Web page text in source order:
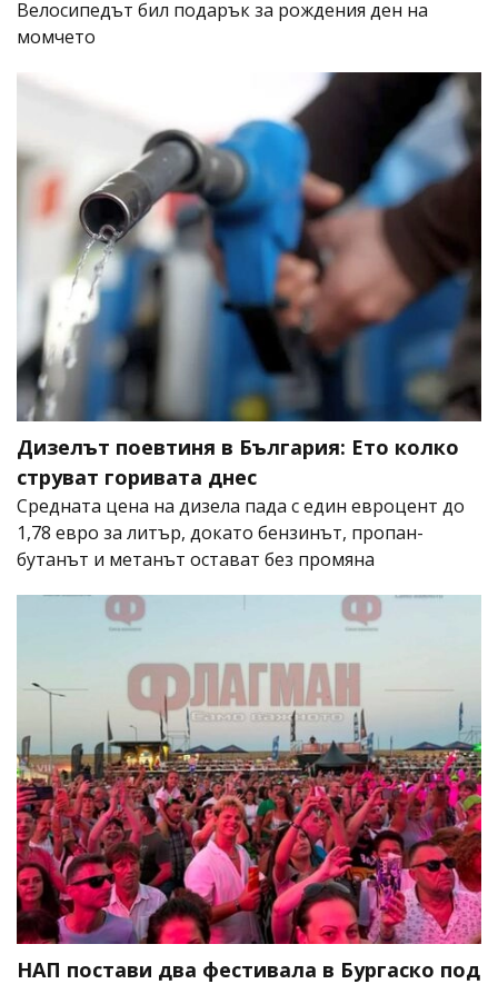
Велосипедът бил подарък за рождения ден на
момчето
Дизелът поевтиня в България: Ето колко
струват горивата днес
Средната цена на дизела пада с един евроцент до
1,78 евро за литър, докато бензинът, пропан-
бутанът и метанът остават без промяна
НАП постави два фестивала в Бургаско под